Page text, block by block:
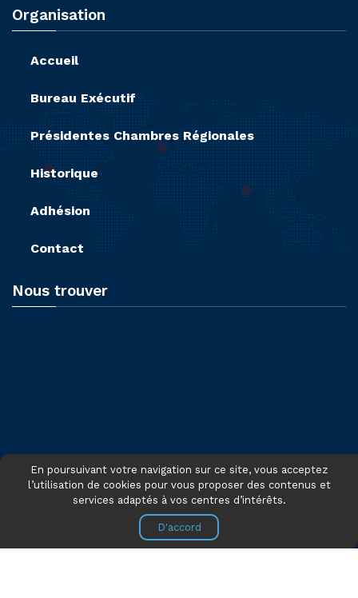
En poursuivant votre navigation sur ce site, vous acceptez
l’utilisation de cookies pour vous proposer des contenus et
services adaptés à vos centres d’intérêts.
D'accord
Organisation
Accueil
Bureau Exécutif
Présidentes Chambres Régionales
Historique
Adhésion
Contact
Nous trouver